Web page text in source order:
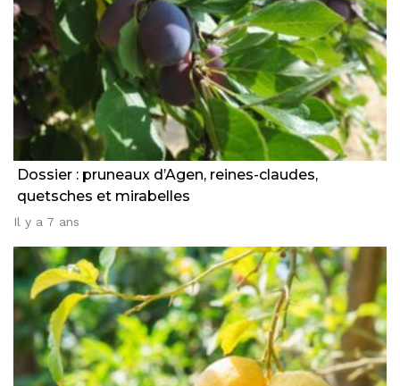
Dossier : pruneaux d’Agen, reines-claudes,
quetsches et mirabelles
Il y a 7 ans